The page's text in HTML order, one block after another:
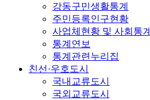
강동구민생활통계
주민등록인구현황
사업체현황 및 사회통계
통계연보
통계관련누리집
친선·우호도시
국내교류도시
국외교류도시